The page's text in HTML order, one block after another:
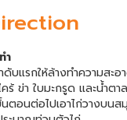
ำ
ดับแรกให้ล้างทำความสะ
คร้ ข่า ใบมะกรูด และน้ำต
ตอนต่อไปเอาไก่วางบน